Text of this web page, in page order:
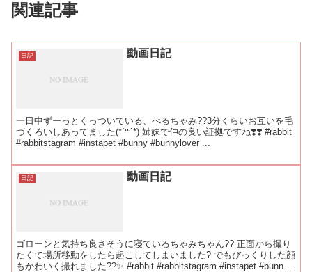
関連記事
日記 動画日記
一日中ずーっとくっついている、べるちゃみ??3分くらいお互いを毛
づくろいしあってました(*´꒳`*) 姉妹で仲の良い証拠ですね❣️❣️ #rabbit
#rabbitstagram #instapet #bunny #bunnylover ...
日記 動画日記
ゴローンと気持ち良さそうに寝ているちゃみちゃん?? 正面から撮り
たくて場所移動をしたら起こしてしまいました? でもびっくりした顔
もかわいく撮れました??✨ #rabbit #rabbitstagram #instapet #bunny